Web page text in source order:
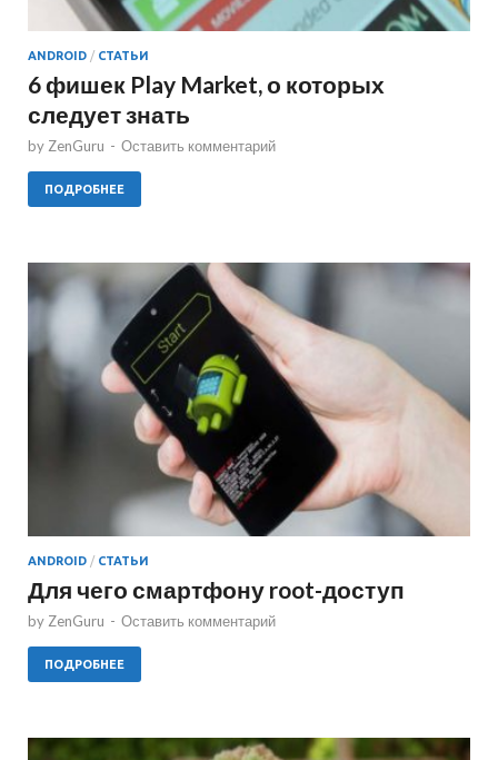
ANDROID / СТАТЬИ
6 фишек Play Market, о которых
следует знать
byZenGuru - Оставить комментарий
ПОДРОБНЕЕ
ANDROID / СТАТЬИ
Для чего смартфону root-доступ
byZenGuru - Оставить комментарий
ПОДРОБНЕЕ